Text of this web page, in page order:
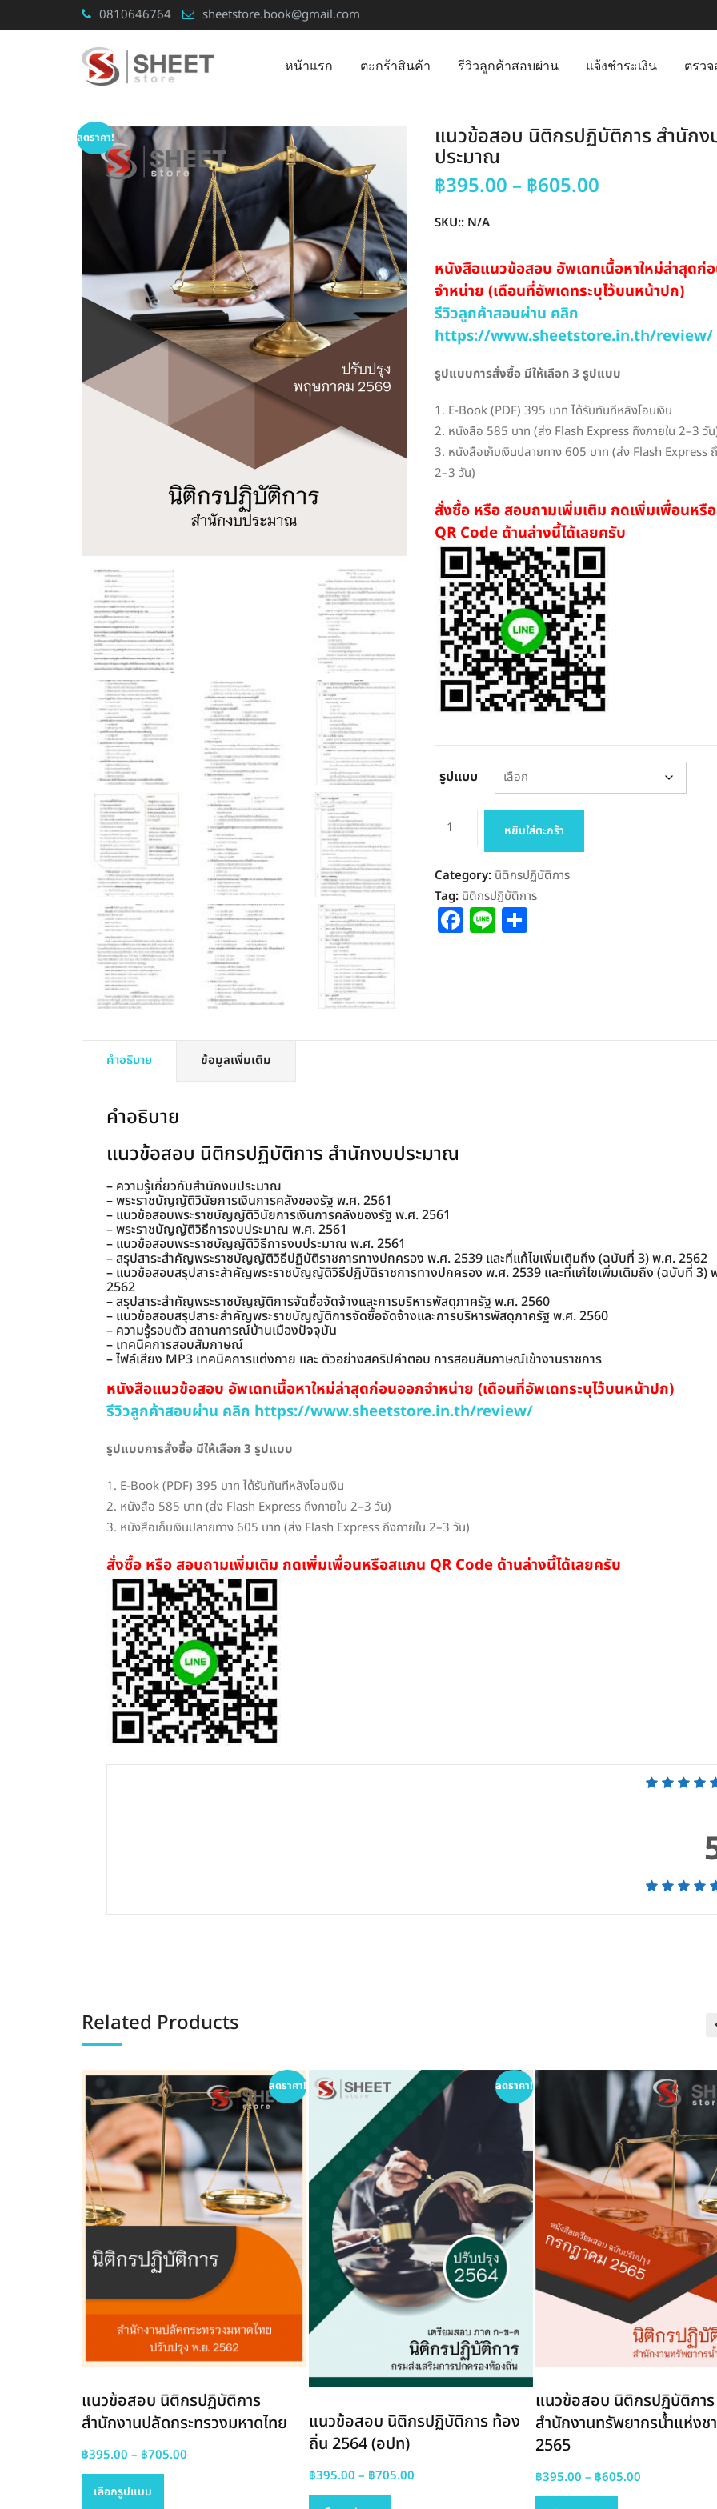
to
0810646764 sheetstore.book@gmail.com
หน้าแรก ตะกร้าสินค้า รีวิวลูกค้าสอบผ่าน แจ้งชำระเงิน ตรว
ลดราคา! แนวข้อสอบ นิติกรปฏิบัติการ สำนักง
ประมาณ
฿395.00 – ฿605.00Price
through
฿605.00
SKU:: N/A
หนังสือแนวข้อสอบ อัพเดทเนื้อหาใหม่ล่าสุดก่
จำหน่าย (เดือนที่อัพเดทระบุไว้บนหน้าปก)
รีวิวลูกค้าสอบผ่าน คลิก
https://www.sheetstore.in.th/review/
รูปแบบการสั่งซื้อ มีให้เลือก 3 รูปแบบ
1. E-Book (PDF) 395 บาท ได้รับทันทีหลังโอนเงิน
2. หนังสือ 585 บาท (ส่ง Flash Express ถึงภายใน 2–3 วั
3. หนังสือเก็บเงินปลายทาง 605 บาท (ส่ง Flash Express
2–3 วัน)
สั่งซื้อ หรือ สอบถามเพิ่มเติม กดเพิ่มเพื่อนหรื
QR Code ด้านล่างนี้ได้เลยครับ
รูปแบบ
จำนวน
นิติกร
ปฏิบัติ
การ
หยิบใส่ตะกร้า
Category: นิติกรปฏิบัติการ
Tag: นิติกรปฏิบัติการ
Facebook
LineShare
คำอธิบาย ข้อมูลเพิ่มเติม
คำอธิบาย
แนวข้อสอบ นิติกรปฏิบัติการ สำนักงบประมาณ
– ความรู้เกี่ยวกับสำนักงบประมาณ
– พระราชบัญญัติวินัยการเงินการคลังของรัฐ พ.ศ. 2561
– แนวข้อสอบพระราชบัญญัติวินัยการเงินการคลังของรัฐ พ.ศ. 2561
– พระราชบัญญัติวิธีการงบประมาณ พ.ศ. 2561
– แนวข้อสอบพระราชบัญญัติวิธีการงบประมาณ พ.ศ. 2561
– สรุปสาระสำคัญพระราชบัญญัติวิธีปฏิบัติราชการทางปกครอง พ.ศ. 2539 และที่แก้ไขเพิ่มเติมถึง (ฉบับที่ 3) พ.ศ. 2562
– แนวข้อสอบสรุปสาระสำคัญพระราชบัญญัติวิธีปฏิบัติราชการทางปกครอง พ.ศ. 2539 และที่แก้ไขเพิ่มเติมถึง (ฉบับที่ 3)
2562
– สรุปสาระสำคัญพระราชบัญญัติการจัดซื้อจัดจ้างและการบริหารพัสดุภาครัฐ พ.ศ. 2560
– แนวข้อสอบสรุปสาระสำคัญพระราชบัญญัติการจัดซื้อจัดจ้างและการบริหารพัสดุภาครัฐ พ.ศ. 2560
– ความรู้รอบตัว สถานการณ์บ้านเมืองปัจจุบัน
– เทคนิคการสอบสัมภาษณ์
– ไฟล์เสียง MP3 เทคนิคการแต่งกาย และ ตัวอย่างสคริปคำตอบ การสอบสัมภาษณ์เข้างานราชการ
หนังสือแนวข้อสอบ อัพเดทเนื้อหาใหม่ล่าสุดก่อนออกจำหน่าย (เดือนที่อัพเดทระบุไว้บนหน้าปก)
รีวิวลูกค้าสอบผ่าน คลิก https://www.sheetstore.in.th/review/
รูปแบบการสั่งซื้อ มีให้เลือก 3 รูปแบบ
1. E-Book (PDF) 395 บาท ได้รับทันทีหลังโอนเงิน
2. หนังสือ 585 บาท (ส่ง Flash Express ถึงภายใน 2–3 วัน)
3. หนังสือเก็บเงินปลายทาง 605 บาท (ส่ง Flash Express ถึงภายใน 2–3 วัน)
สั่งซื้อ หรือ สอบถามเพิ่มเติม กดเพิ่มเพื่อนหรือสแกน QR Code ด้านล่างนี้ได้เลยครับ
Related Products
ลดราคา!
แนวข้อสอบ นิติกรปฏิบัติการ
สำนักงานปลัดกระทรวงมหาดไทย
฿395.00 – ฿705.00
เลือกรูปแบบ
This
ลดราคา!
แนวข้อสอบ นิติกรปฏิบัติการ ท้อง
ถิ่น 2564 (อปท)
฿395.00 – ฿705.00Price
This
แนวข้อสอบ นิติกรปฏิบัติการ
สำนักงานทรัพยากรน้ำแห่งช
2565
฿395.00 – ฿605.00
This